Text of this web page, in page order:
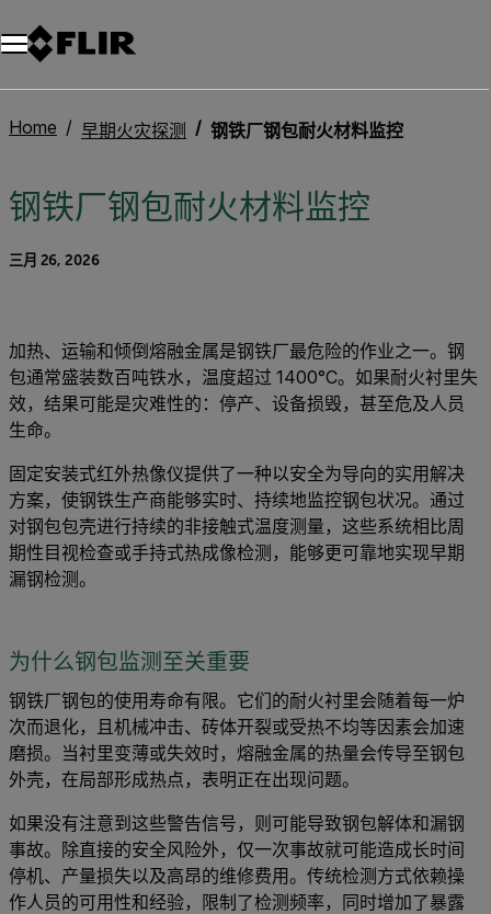
Home 早期火灾探测 钢铁厂钢包耐火材料监控
钢铁厂钢包耐火材料监控
三月 26, 2026
加热、运输和倾倒熔融金属是钢铁厂最危险的作业之一。钢
包通常盛装数百吨铁水，温度超过 1400°C。如果耐火衬里失
效，结果可能是灾难性的：停产、设备损毁，甚至危及人员
生命。
固定安装式红外热像仪提供了一种以安全为导向的实用解决
方案，使钢铁生产商能够实时、持续地监控钢包状况。通过
对钢包包壳进行持续的非接触式温度测量，这些系统相比周
期性目视检查或手持式热成像检测，能够更可靠地实现早期
漏钢检测。
为什么钢包监测至关重要
钢铁厂钢包的使用寿命有限。它们的耐火衬里会随着每一炉
次而退化，且机械冲击、砖体开裂或受热不均等因素会加速
磨损。当衬里变薄或失效时，熔融金属的热量会传导至钢包
外壳，在局部形成热点，表明正在出现问题。
如果没有注意到这些警告信号，则可能导致钢包解体和漏钢
事故。除直接的安全风险外，仅一次事故就可能造成长时间
停机、产量损失以及高昂的维修费用。传统检测方式依赖操
作人员的可用性和经验，限制了检测频率，同时增加了暴露